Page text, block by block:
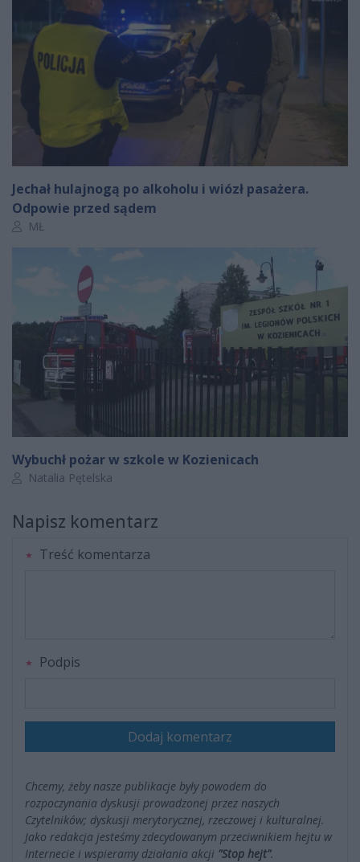
Jechał hulajnogą po alkoholu i wiózł pasażera.
Odpowie przed sądem
Autor artykułu:
MŁ
Wybuchł pożar w szkole w Kozienicach
Autor artykułu:
Natalia Pętelska
Napisz komentarz
Treść komentarza
Podpis
Dodaj komentarz
Chcemy, żeby nasze publikacje były powodem do
rozpoczynania dyskusji prowadzonej przez naszych
Czytelników; dyskusji merytorycznej, rzeczowej i kulturalnej.
Jako redakcja jesteśmy zdecydowanym przeciwnikiem hejtu w
Internecie i wspieramy działania akcji "Stop hejt".